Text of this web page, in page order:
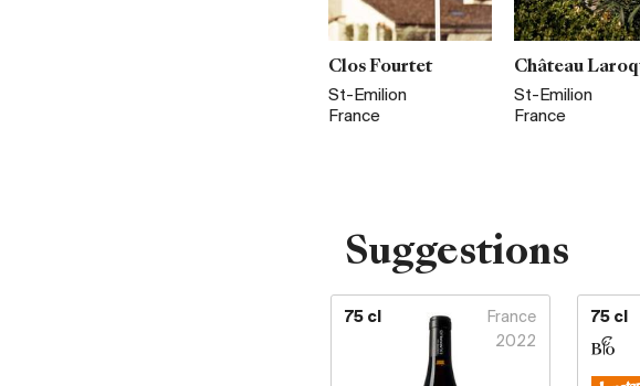
Clos Fourtet
St-Emilion
France
Château
St-Emilion
France
Suggestions
75 cl
France
2022
75 cl